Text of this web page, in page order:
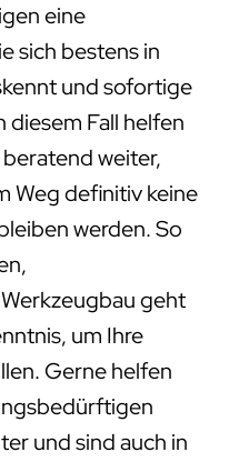
eine
sich bestens in
und sofortige
diesem Fall helfen
weiter,
Weg definitiv keine
werden. So
geht
um Ihre
Gerne helfen
und sind auch in